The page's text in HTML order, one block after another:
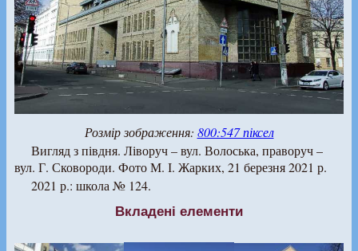
Розмір зображення: 800:547 піксел
Вигляд з півдня. Ліворуч – вул. Волоська, праворуч –
вул. Г. Сковороди. Фото М. І. Жарких, 21 березня 2021 р.
2021 р.: школа № 124.
Вкладені елементи